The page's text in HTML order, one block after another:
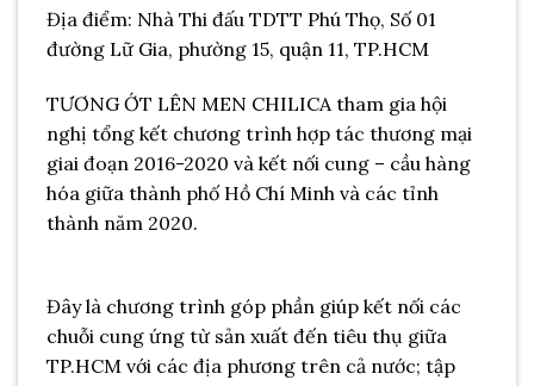
Địa điểm: Nhà Thi đấu TDTT Phú Thọ, Số 01
đường Lữ Gia, phường 15, quận 11, TP.HCM
TƯƠNG ỚT LÊN MEN CHILICA tham gia hội
nghị tổng kết chương trình hợp tác thương mại
giai đoạn 2016-2020 và kết nối cung – cầu hàng
hóa giữa thành phố Hồ Chí Minh và các tỉnh
thành năm 2020.
Đây là chương trình góp phần giúp kết nối các
chuỗi cung ứng từ sản xuất đến tiêu thụ giữa
TP.HCM với các địa phương trên cả nước; tập